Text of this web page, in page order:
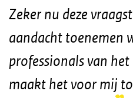
Zeker nu deze
aandacht toenemen
professionals van
maakt het voor mij